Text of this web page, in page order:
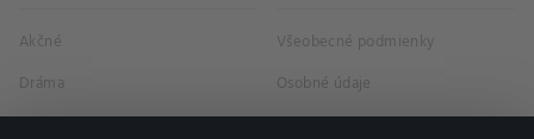
Akčné
Dráma
Všeobecné podmienky
Osobné údaje